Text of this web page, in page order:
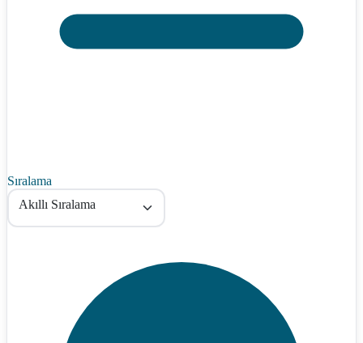
Sıralama
Akıllı Sıralama